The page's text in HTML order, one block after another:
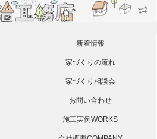
新着情報
家づくりの流れ
家づくり相談会
お問い合わせ
施工実例WORKS